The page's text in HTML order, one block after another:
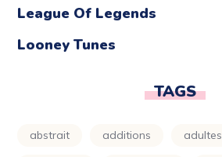
League Of Legends
Looney Tunes
Mario
TAGS
abstrait additions adultes